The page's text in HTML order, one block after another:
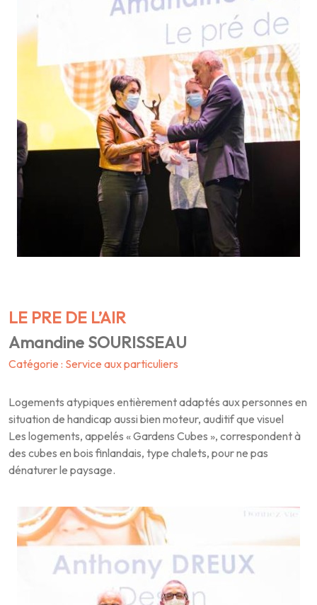
LE PRE DE L’AIR
Amandine SOURISSEAU
Catégorie : Service aux particuliers
Logements atypiques entièrement adaptés aux personnes en
situation de handicap aussi bien moteur, auditif que visuel
Les logements, appelés « Gardens Cubes », correspondent à
des cubes en bois finlandais, type chalets, pour ne pas
dénaturer le paysage.